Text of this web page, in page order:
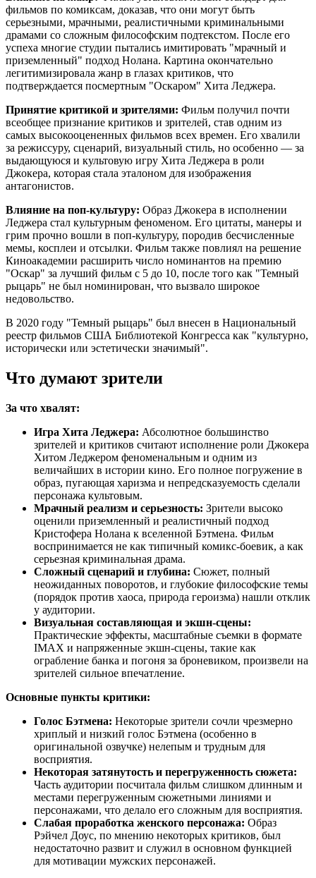
фильмов по комиксам, доказав, что они могут быть
серьезными, мрачными, реалистичными криминальными
драмами со сложным философским подтекстом. После его
успеха многие студии пытались имитировать "мрачный и
приземленный" подход Нолана. Картина окончательно
легитимизировала жанр в глазах критиков, что
подтверждается посмертным "Оскаром" Хита Леджера.
Принятие критикой и зрителями: Фильм получил почти
всеобщее признание критиков и зрителей, став одним из
самых высокооцененных фильмов всех времен. Его хвалили
за режиссуру, сценарий, визуальный стиль, но особенно — за
выдающуюся и культовую игру Хита Леджера в роли
Джокера, которая стала эталоном для изображения
антагонистов.
Влияние на поп-культуру: Образ Джокера в исполнении
Леджера стал культурным феноменом. Его цитаты, манеры и
грим прочно вошли в поп-культуру, породив бесчисленные
мемы, косплеи и отсылки. Фильм также повлиял на решение
Киноакадемии расширить число номинантов на премию
"Оскар" за лучший фильм с 5 до 10, после того как "Темный
рыцарь" не был номинирован, что вызвало широкое
недовольство.
В 2020 году "Темный рыцарь" был внесен в Национальный
реестр фильмов США Библиотекой Конгресса как "культурно,
исторически или эстетически значимый".
Что думают зрители
За что хвалят:
Игра Хита Леджера: Абсолютное большинство
зрителей и критиков считают исполнение роли Джокера
Хитом Леджером феноменальным и одним из
величайших в истории кино. Его полное погружение в
образ, пугающая харизма и непредсказуемость сделали
персонажа культовым.
Мрачный реализм и серьезность: Зрители высоко
оценили приземленный и реалистичный подход
Кристофера Нолана к вселенной Бэтмена. Фильм
воспринимается не как типичный комикс-боевик, а как
серьезная криминальная драма.
Сложный сценарий и глубина: Сюжет, полный
неожиданных поворотов, и глубокие философские темы
(порядок против хаоса, природа героизма) нашли отклик
у аудитории.
Визуальная составляющая и экшн-сцены:
Практические эффекты, масштабные съемки в формате
IMAX и напряженные экшн-сцены, такие как
ограбление банка и погоня за броневиком, произвели на
зрителей сильное впечатление.
Основные пункты критики:
Голос Бэтмена: Некоторые зрители сочли чрезмерно
хриплый и низкий голос Бэтмена (особенно в
оригинальной озвучке) нелепым и трудным для
восприятия.
Некоторая затянутость и перегруженность сюжета:
Часть аудитории посчитала фильм слишком длинным и
местами перегруженным сюжетными линиями и
персонажами, что делало его сложным для восприятия.
Слабая проработка женского персонажа: Образ
Рэйчел Доус, по мнению некоторых критиков, был
недостаточно развит и служил в основном функцией
для мотивации мужских персонажей.